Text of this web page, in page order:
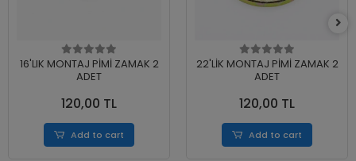
16'LIK MONTAJ PİMİ ZAMAK 2
ADET
120,00 TL
Add to cart
22'LİK MONTAJ PİMİ ZAMAK 2
ADET
120,00 TL
Add to cart